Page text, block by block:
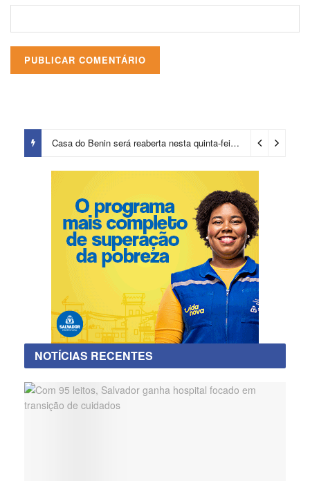
Casa do Benin será reaberta nesta quinta-feira (6) 3 dias ago
NOTÍCIAS RECENTES